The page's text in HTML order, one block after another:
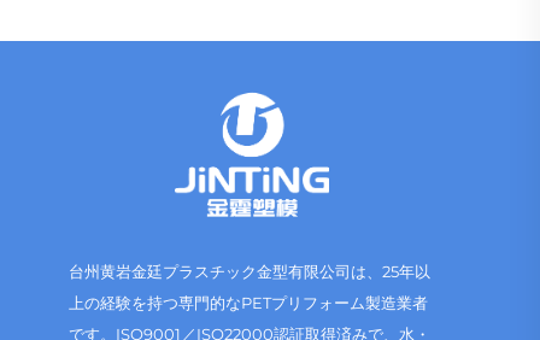
台州黄岩金廷プラスチック金型有限公司は、25年以
上の経験を持つ専門的なPETプリフォーム製造業者
です。ISO9001／ISO22000認証取得済みで、水・